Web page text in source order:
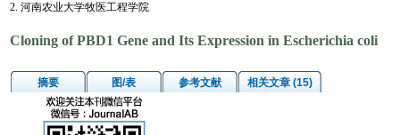
2. 河南农业大学牧医工程学院
Cloning of PBD1 Gene and Its Expression in Escherichia coli
摘要 图/表 参考文献 相关文章 (15)